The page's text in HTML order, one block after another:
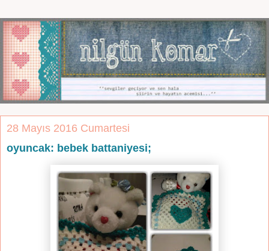
28 Mayıs 2016 Cumartesi
oyuncak: bebek battaniyesi;